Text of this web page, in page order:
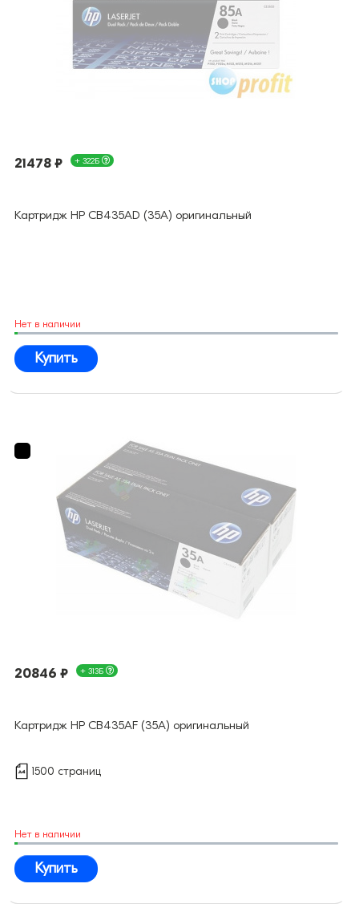
21478 ₽ + 322Б
Картридж HP CB435AD (35A) оригинальный
Нет в наличии
Купить
20846 ₽ + 313Б
Картридж HP CB435AF (35A) оригинальный
1500 страниц
Нет в наличии
Купить